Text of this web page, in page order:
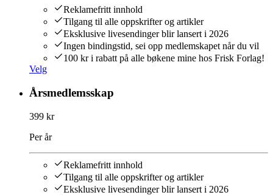
Reklamefritt innhold
Tilgang til alle oppskrifter og artikler
Eksklusive livesendinger blir lansert i 2026
Ingen bindingstid, sei opp medlemskapet når du vil
100 kr i rabatt på alle bøkene mine hos Frisk Forlag!
Velg
Årsmedlemsskap
399 kr
Per år
Reklamefritt innhold
Tilgang til alle oppskrifter og artikler
Eksklusive livesendinger blir lansert i 2026